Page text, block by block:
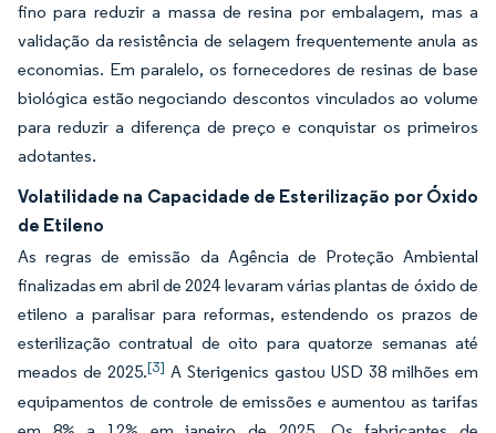
fino para reduzir a massa de resina por embalagem, mas a
validação da resistência de selagem frequentemente anula as
economias. Em paralelo, os fornecedores de resinas de base
biológica estão negociando descontos vinculados ao volume
para reduzir a diferença de preço e conquistar os primeiros
adotantes.
Volatilidade na Capacidade de Esterilização por Óxido
de Etileno
As regras de emissão da Agência de Proteção Ambiental
finalizadas em abril de 2024 levaram várias plantas de óxido de
etileno a paralisar para reformas, estendendo os prazos de
esterilização contratual de oito para quatorze semanas até
meados de 2025.[3] A Sterigenics gastou USD 38 milhões em
equipamentos de controle de emissões e aumentou as tarifas